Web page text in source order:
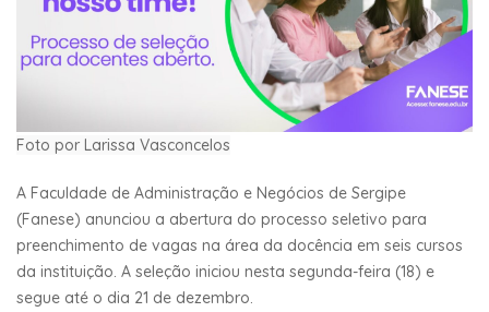
Foto por Larissa Vasconcelos
A Faculdade de Administração e Negócios de Sergipe
(Fanese) anunciou a abertura do processo seletivo para
preenchimento de vagas na área da docência em seis cursos
da instituição. A seleção iniciou nesta segunda-feira (18) e
segue até o dia 21 de dezembro.